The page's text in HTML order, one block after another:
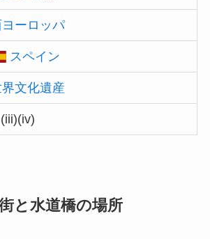
ーロッパ
スペイン
文化遺産
と水道橋の場所